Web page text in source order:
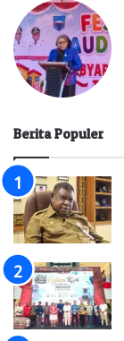
Berita Populer